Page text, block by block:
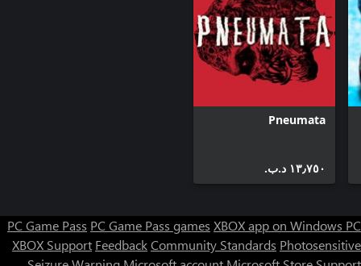
Pneumata
١٣٫٧٥٠ د.ب.‏
PC Game Pass PC Game Pass games XBOX app on Windows PC
XBOX Support FeedbackCommunity Standards Photosensitive